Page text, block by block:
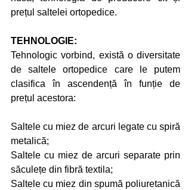
prețul saltelei ortopedice.
TEHNOLOGIE:
Tehnologic vorbind, există o diversitate
de saltele ortopedice care le putem
clasifica în ascendență în funție de
prețul acestora:
Saltele cu miez de arcuri legate cu spiră
metalică;
Saltele cu miez de arcuri separate prin
săculețe din fibră textila;
Saltele cu miez din spumă poliuretanică